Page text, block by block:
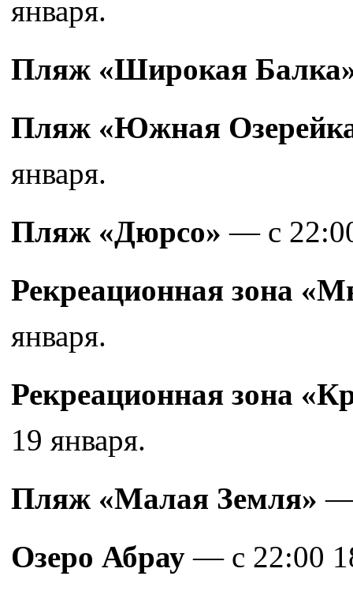
января.
Пляж «Широкая
Пляж «Южная
января.
Пляж «Дюрсо» — с
Рекреационная зона
января.
Рекреационная зона
19 января.
Пляж «Малая Земля» —
Озеро Абрау — с 22:00